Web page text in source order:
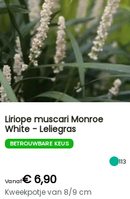
Liriope muscari Monroe
White - Leliegras
BETROUWBARE KEUS
113
Vanaf€ 6,90
Kweekpotje van 8/9 cm